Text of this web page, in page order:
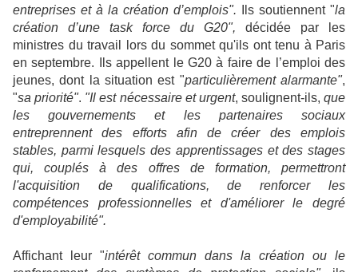
entreprises et à la création d’emplois". Ils soutiennent "la
création d’une task force du G20", décidée par les
ministres du travail lors du sommet qu'ils ont tenu à Paris
en septembre. Ils appellent le G20 à faire de l’emploi des
jeunes, dont la situation est "particulièrement alarmante",
"sa priorité". "Il est nécessaire et urgent, soulignent-ils, que
les gouvernements et les partenaires sociaux
entreprennent des efforts afin de créer des emplois
stables, parmi lesquels des apprentissages et des stages
qui, couplés à des offres de formation, permettront
l'acquisition de qualifications, de renforcer les
compétences professionnelles et d'améliorer le degré
d'employabilité".
Affichant leur "intérêt commun dans la création ou le